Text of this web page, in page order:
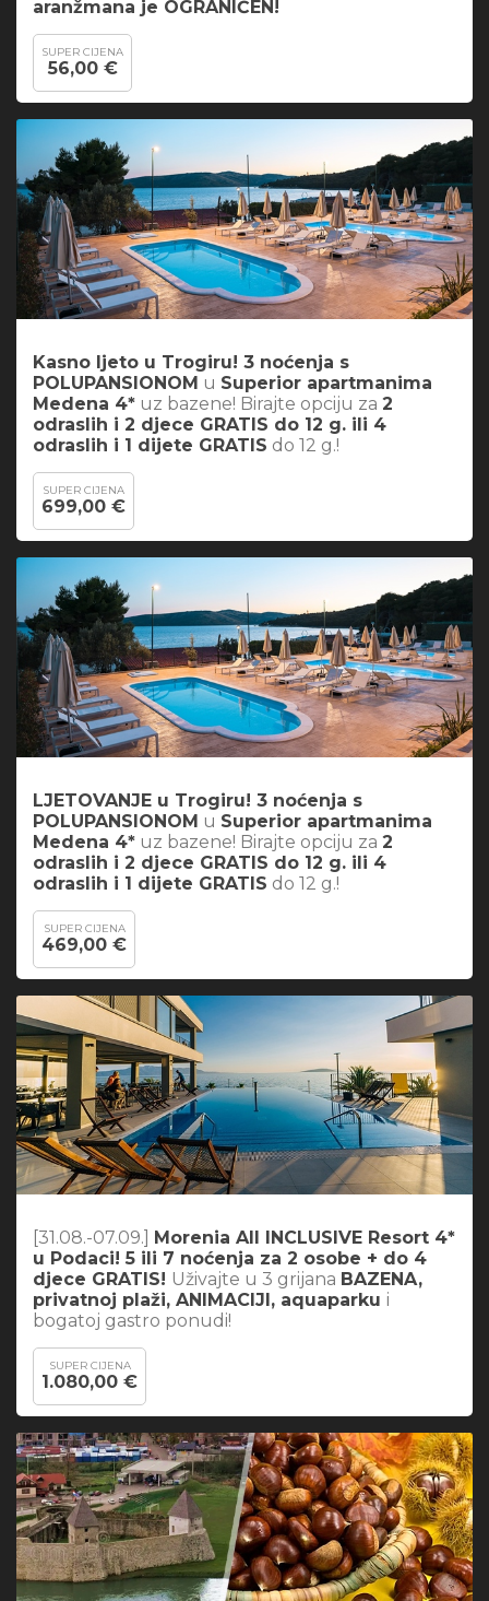
aranžmana je OGRANIČEN!
SUPER CIJENA
56,00 €
Kasno ljeto u Trogiru! 3 noćenja s
POLUPANSIONOM u Superior apartmanima
Medena 4* uz bazene! Birajte opciju za 2
odraslih i 2 djece GRATIS do 12 g. ili 4
odraslih i 1 dijete GRATIS do 12 g.!
SUPER CIJENA
699,00 €
LJETOVANJE u Trogiru! 3 noćenja s
POLUPANSIONOM u Superior apartmanima
Medena 4* uz bazene! Birajte opciju za 2
odraslih i 2 djece GRATIS do 12 g. ili 4
odraslih i 1 dijete GRATIS do 12 g.!
SUPER CIJENA
469,00 €
[31.08.-07.09.]
Morenia All INCLUSIVE Resort 4*
u Podaci! 5 ili 7 noćenja za 2 osobe + do 4
djece GRATIS! Uživajte u 3 grijana BAZENA,
privatnoj plaži, ANIMACIJI, aquaparku i
bogatoj gastro ponudi!
SUPER CIJENA
1.080,00 €